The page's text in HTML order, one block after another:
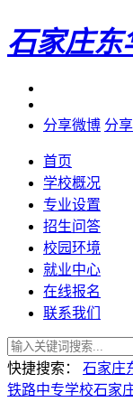
石家庄东
分享微博 分
首页
学校概况
专业设置
招生问答
校园环境
就业中心
在线报名
联系我们
快捷搜索： 石家庄
铁路中专学校石家